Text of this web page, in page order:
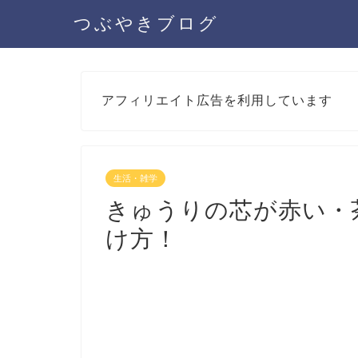
つぶやきブログ
アフィリエイト広告を利用しています
生活・雑学
きゅうりの芯が赤い
け方！